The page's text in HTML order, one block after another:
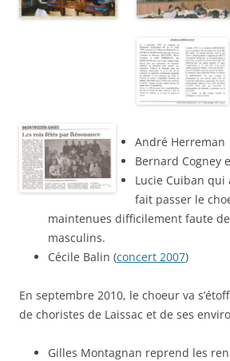
André Herreman
Bernard Cogney
Lucie Cuiban
fait passer le
maintenues difficilement faute
masculins.
Cécile Balin (concert 2007)
En septembre 2010, le choeur va
de choristes de Laissac et de ses
Gilles Montagnan reprend les